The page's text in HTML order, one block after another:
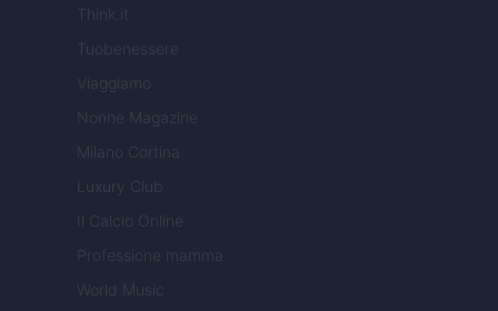
Think.it
Tuobenessere
Viaggiamo
Nonne Magazine
Milano Cortina
Luxury Club
Il Calcio Online
Professione mamma
World Music